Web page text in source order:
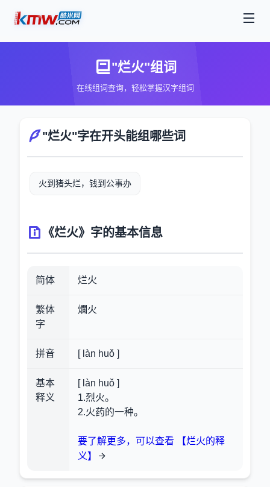
"烂火"组词
在线组词查询，轻松掌握汉字组词
"烂火"字在开头能组哪些词
火到猪头烂，钱到公事办
《烂火》字的基本信息
简体 烂火
繁体
字
爛火
拼音 [ làn huǒ ]
基本
释义
[ làn huǒ ]
1.烈火。
2.火药的一种。
要了解更多，可以查看 【烂火的释
义】